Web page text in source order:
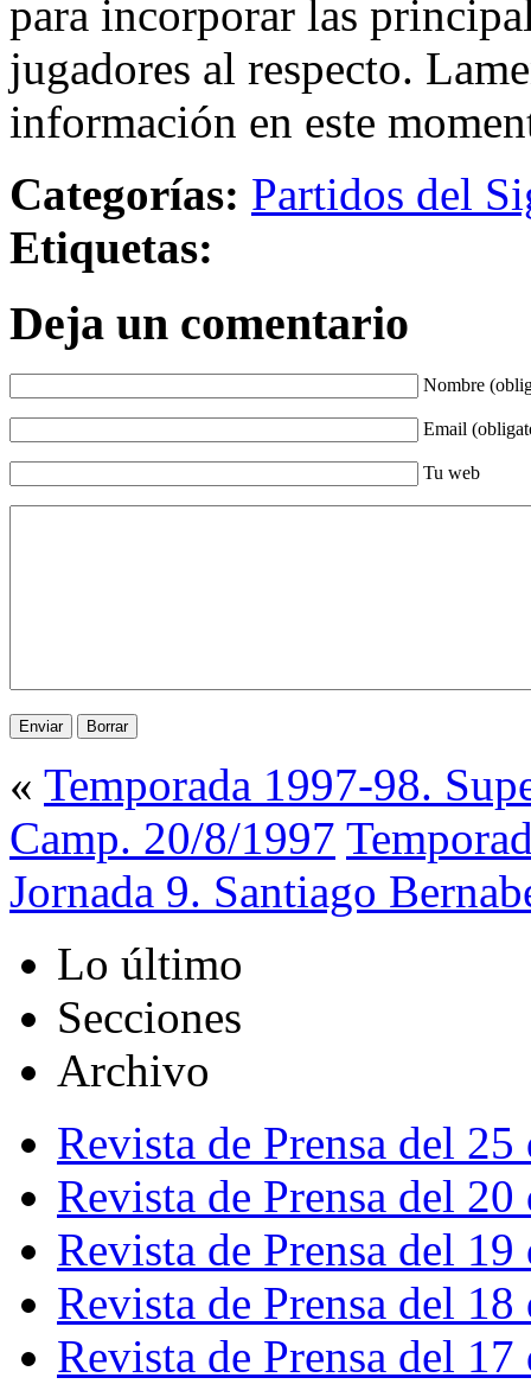
para incorporar las
jugadores al respecto.
información en este
Categorías: Partidos del
Etiquetas:
Deja un comentario
Nombre
Email
Tu web
« Temporada 1997-98.
Camp. 20/8/1997
Jornada 9. Santiago
Lo último
Secciones
Archivo
Revista de Prensa del
Revista de Prensa del
Revista de Prensa del
Revista de Prensa del
Revista de Prensa del